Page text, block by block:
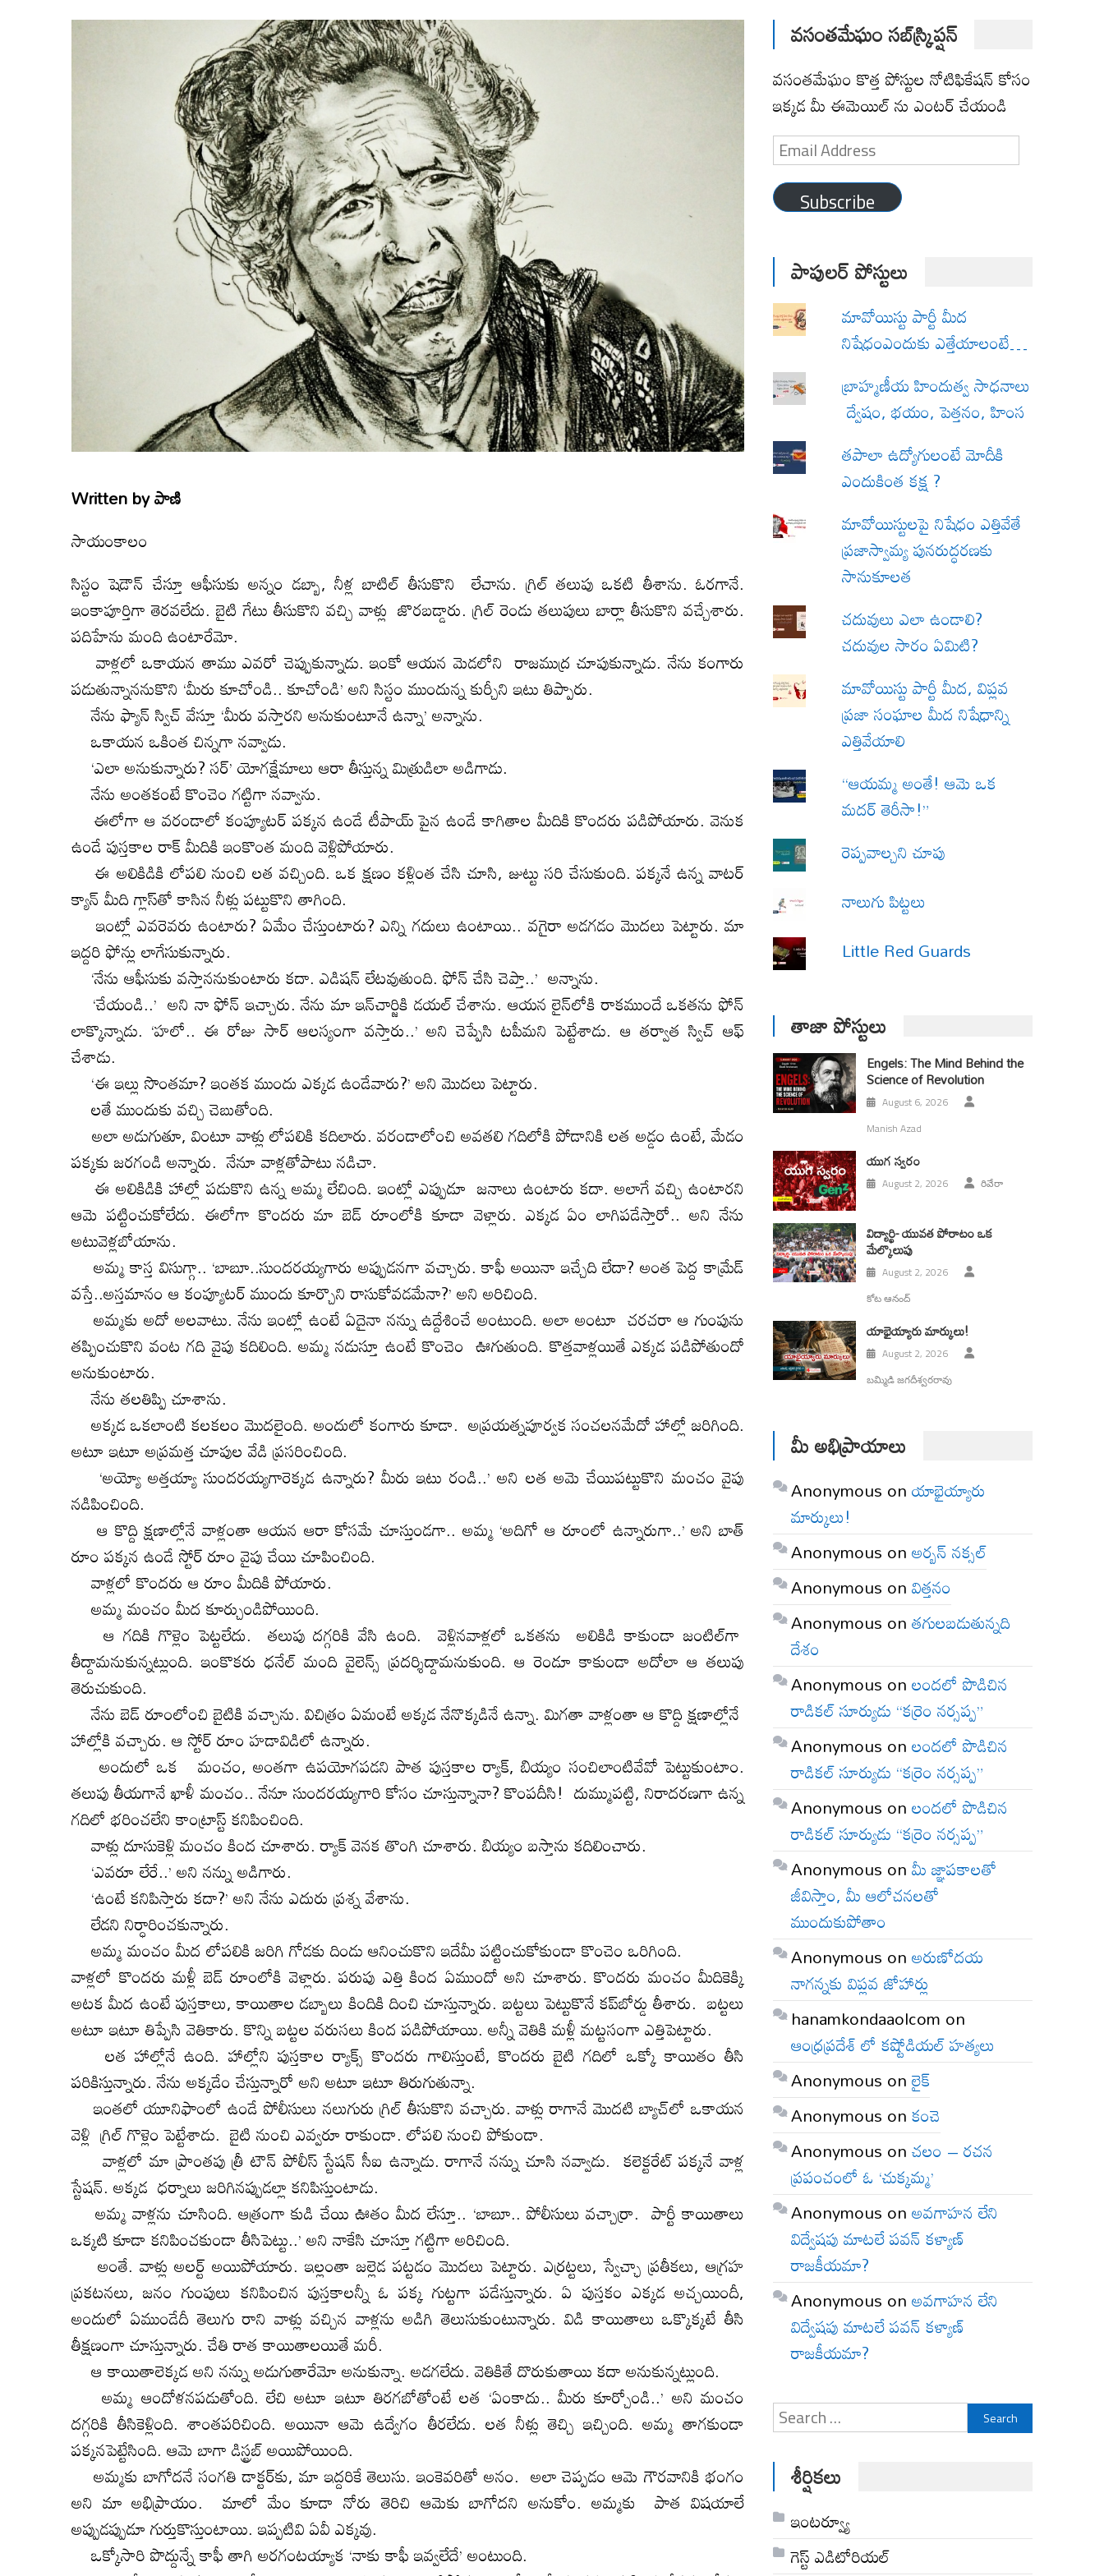
Written byపాణి
సాయంకాలం
సిస్టం షెడౌన్‌ చేస్తూ ఆఫీసుకు అన్నం డబ్బా, నీళ్ల బాటిల్‌ తీసుకొని లేచాను. గ్రిల్‌ తలుపు ఒకటి తీశాను. ఓరగానే.
ఇంకాపూర్తిగా తెరవలేదు. బైటి గేటు తీసుకొని వచ్చి వాళ్లు జొరబడ్డారు. గ్రిల్‌ రెండు తలుపులు బార్లా తీసుకొని వచ్చేశారు.
పదిహేను మంది ఉంటారేమో.
వాళ్లలో ఒకాయన తాము ఎవరో చెప్పుకున్నాడు. ఇంకో ఆయన మెడలోని రాజముద్ర చూపుకున్నాడు. నేను కంగారు
పడుతున్నాననుకొని ‘మీరు కూచోండి.. కూచోండి’ అని సిస్టం ముందున్న కుర్చీని ఇటు తిప్పారు.
నేను ఫ్యాన్‌ స్విచ్‌ వేస్తూ ‘మీరు వస్తారని అనుకుంటూనే ఉన్నా’ అన్నాను.
ఒకాయన ఒకింత చిన్నగా నవ్వాడు.
‘ఎలా అనుకున్నారు? సర్‌’ యోగక్షేమాలు ఆరా తీస్తున్న మిత్రుడిలా అడిగాడు.
నేను అంతకంటే కొంచెం గట్టిగా నవ్వాను.
ఈలోగా ఆ వరండాలో కంప్యూటర్‌ పక్కన ఉండే టీపాయ్‌ పైన ఉండే కాగితాల మీదికి కొందరు పడిపోయారు. వెనుక
ఉండే పుస్తకాల రాక్‌ మీదికి ఇంకొంత మంది వెళ్లిపోయారు.
ఈ అలికిడికి లోపలి నుంచి లత వచ్చింది. ఒక క్షణం కళ్లింత చేసి చూసి, జుట్టు సరి చేసుకుంది. పక్కనే ఉన్న వాటర్‌
క్యాన్‌ మీది గ్లాస్‌తో కాసిన నీళ్లు పట్టుకొని తాగింది.
ఇంట్లో ఎవరెవరు ఉంటారు? ఏమేం చేస్తుంటారు? ఎన్ని గదులు ఉంటాయి.. వగైరా అడగడం మొదలు పెట్టారు. మా
ఇద్దరి ఫోన్లు లాగేసుకున్నారు.
‘నేను ఆఫీసుకు వస్తాననుకుంటారు కదా. ఎడిషన్‌ లేటవుతుంది. ఫోన్‌ చేసి చెప్తా..’ అన్నాను.
‘చేయండి..’ అని నా ఫోన్‌ ఇచ్చారు. నేను మా ఇన్‌చార్జికి డయల్‌ చేశాను. ఆయన లైన్‌లోకి రాకముందే ఒకతను ఫోన్‌
లాక్కొన్నాడు. ‘హలో.. ఈ రోజు సార్‌ ఆలస్యంగా వస్తారు..’ అని చెప్పేసి టపీమని పెట్టేశాడు. ఆ తర్వాత స్విచ్‌ ఆఫ్‌
చేశాడు.
‘ఈ ఇల్లు సొంతమా? ఇంతక ముందు ఎక్కడ ఉండేవారు?’ అని మొదలు పెట్టారు.
లతే ముందుకు వచ్చి చెబుతోంది.
అలా అడుగుతూ, వింటూ వాళ్లు లోపలికి కదిలారు. వరండాలోంచి అవతలి గదిలోకి పోడానికి లత అడ్డం ఉంటే, మేడం
పక్కకు జరగండి అన్నారు. నేనూ వాళ్లతోపాటు నడిచా.
ఈ అలికిడికి హాల్లో పడుకొని ఉన్న అమ్మ లేచింది. ఇంట్లో ఎప్పుడూ జనాలు ఉంటారు కదా. అలాగే వచ్చి ఉంటారని
ఆమె పట్టించుకోలేదు. ఈలోగా కొందరు మా బెడ్‌ రూంలోకి కూడా వెళ్లారు. ఎక్కడ ఏం లాగిపడేస్తారో.. అని నేను
అటువెళ్లబోయాను.
అమ్మ కాస్త విసుగ్గా.. ‘బాబూ..సుందరయ్యగారు అప్పుడనగా వచ్చారు. కాఫీ అయినా ఇచ్చేది లేదా? అంత పెద్ద కామ్రేడ్‌
వస్తే..అస్తమానం ఆ కంప్యూటర్‌ ముందు కూర్చొని రాసుకోవడమేనా?’ అని అరిచింది.
అమ్మకు అదో అలవాటు. నేను ఇంట్లో ఉంటే ఏదైనా నన్ను ఉద్దేశించే అంటుంది. అలా అంటూ చరచరా ఆ గుంపును
తప్పించుకొని వంట గది వైపు కదిలింది. అమ్మ నడుస్తూ ఉంటే కొంచెం ఊగుతుంది. కొత్తవాళ్లయితే ఎక్కడ పడిపోతుందో
అనుకుంటారు.
నేను తలతిప్పి చూశాను.
అక్కడ ఒకలాంటి కలకలం మొదలైంది. అందులో కంగారు కూడా. అప్రయత్నపూర్వక సంచలనమేదో హాల్లో జరిగింది.
అటూ ఇటూ అప్రమత్త చూపుల వేడి ప్రసరించింది.
‘అయ్యో అత్తయ్యా సుందరయ్యగారెక్కడ ఉన్నారు? మీరు ఇటు రండి..’ అని లత అమె చేయిపట్టుకొని మంచం వైపు
నడిపించింది.
ఆ కొద్ది క్షణాల్లోనే వాళ్లంతా ఆయన ఆరా కోసమే చూస్తుండగా.. అమ్మ ‘అదిగో ఆ రూంలో ఉన్నారుగా..’ అని బాత్‌
రూం పక్కన ఉండే స్టోర్‌ రూం వైపు చేయి చూపించింది.
వాళ్లలో కొందరు ఆ రూం మీదికి పోయారు.
అమ్మ మంచం మీద కూర్చుండిపోయింది.
ఆ గదికి గొళ్లెం పెట్టలేదు. తలుపు దగ్గరికి వేసి ఉంది. వెళ్లినవాళ్లలో ఒకతను అలికిడి కాకుండా జంటిల్‌గా
తీద్దామనుకున్నట్లుంది. ఇంకొకరు ధనేల్‌ మంది వైలెన్స్‌ ప్రదర్శిద్దామనుకుంది. ఆ రెండూ కాకుండా అదోలా ఆ తలుపు
తెరుచుకుంది.
నేను బెడ్‌ రూంలోంచి బైటికి వచ్చాను. విచిత్రం ఏమంటే అక్కడ నేనొక్కడినే ఉన్నా. మిగతా వాళ్లంతా ఆ కొద్ది క్షణాల్లోనే
హాల్లోకి వచ్చారు. ఆ స్టోర్‌ రూం హడావిడిలో ఉన్నారు.
అందులో ఒక మంచం, అంతగా ఉపయోగపడని పాత పుస్తకాల ర్యాక్‌, బియ్యం సంచిలాంటివేవో పెట్టుకుంటాం.
తలుపు తీయగానే ఖాళీ మంచం.. నేనూ సుందరయ్యగారి కోసం చూస్తున్నానా? కొంపదీసి! దుమ్ముపట్టి, నిరాదరణగా ఉన్న
గదిలో భరించలేని కాంట్రాస్ట్‌ కనిపించింది.
వాళ్లు దూసుకెళ్లి మంచం కింద చూశారు. ర్యాక్‌ వెనక తొంగి చూశారు. బియ్యం బస్తాను కదిలించారు.
‘ఎవరూ లేరే..’ అని నన్ను అడిగారు.
‘ఉంటే కనిపిస్తారు కదా?’ అని నేను ఎదురు ప్రశ్న వేశాను.
లేడని నిర్ధారించకున్నారు.
అమ్మ మంచం మీద లోపలికి జరిగి గోడకు దిండు ఆనించుకొని ఇదేమీ పట్టించుకోకుండా కొంచెం ఒరిగింది.
వాళ్లలో కొందరు మళ్లీ బెడ్‌ రూంలోకి వెళ్లారు. పరుపు ఎత్తి కింద ఏముందో అని చూశారు. కొందరు మంచం మీదికెక్కి
అటక మీద ఉంటే పుస్తకాలు, కాయితాల డబ్బాలు కిందికి దించి చూస్తున్నారు. బట్టలు పెట్టుకొనే కప్‌బోర్డు తీశారు. బట్టలు
అటూ ఇటూ తిప్పేసి వెతికారు. కొన్ని బట్టల వరుసలు కింద పడిపోయాయి. అన్నీ వెతికి మళ్లీ మట్టసంగా ఎత్తిపెట్టారు.
లత హాల్లోనే ఉంది. హాల్లోని పుస్తకాల ర్యాక్స్‌ కొందరు గాలిస్తుంటే, కొందరు బైటి గదిలో ఒక్కో కాయితం తీసి
పరికిస్తున్నారు. నేను అక్కడేం చేస్తున్నారో అని అటూ ఇటూ తిరుగుతున్నా.
ఇంతలో యూనిఫాంలో ఉండే పోలీసులు నలుగురు గ్రిల్‌ తీసుకొని వచ్చారు. వాళ్లు రాగానే మొదటి బ్యాచ్‌లో ఒకాయన
వెళ్లి గ్రిల్‌ గొళ్లెం పెట్టేశాడు. బైటి నుంచి ఎవ్వరూ రాకుండా. లోపలి నుంచి పోకుండా.
వాళ్లలో మా ప్రాంతపు త్రీ టౌన్‌ పోలీస్‌ స్టేషన్‌ సీఐ ఉన్నాడు. రాగానే నన్ను చూసి నవ్వాడు. కలెక్టరేట్‌ పక్కనే వాళ్ల
స్టేషన్‌. అక్కడ ధర్నాలు జరిగినప్పుడల్లా కనిపిస్తుంటాడు.
అమ్మ వాళ్లను చూసింది. ఆత్రంగా కుడి చేయి ఊతం మీద లేస్తూ.. ‘బాబూ.. పోలీసులు వచ్చార్రా. పార్టీ కాయితాలు
ఒక్కటి కూడా కనిపించకుండా తీసిపెట్టు..’ అని నాకేసి చూస్తూ గట్టిగా అరిచింది.
అంతే. వాళ్లు అలర్ట్‌ అయిపోయారు. ఇల్లంతా జల్లెడ పట్టడం మొదలు పెట్టారు. ఎర్రట్టలు, స్వేచ్ఛా ప్రతీకలు, ఆగ్రహ
ప్రకటనలు, జనం గుంపులు కనిపించిన పుస్తకాలన్నీ ఓ పక్క గుట్టగా పడేస్తున్నారు. ఏ పుస్తకం ఎక్కడ అచ్చయిందీ,
అందులో ఏముండేదీ తెలుగు రాని వాళ్లు వచ్చిన వాళ్లను అడిగి తెలుసుకుంటున్నారు. విడి కాయితాలు ఒక్కొక్కటే తీసి
తీక్షణంగా చూస్తున్నారు. చేతి రాత కాయితాలయితే మరీ.
ఆ కాయితాలెక్కడ అని నన్ను అడుగుతారేమో అనుకున్నా. అడగలేదు. వెతికితే దొరుకుతాయి కదా అనుకున్నట్లుంది.
అమ్మ ఆందోళనపడుతోంది. లేచి అటూ ఇటూ తిరగబోతోంటే లత ‘ఏంకాదు.. మీరు కూర్చోండి..’ అని మంచం
దగ్గరికి తీసికెళ్లింది. శాంతపరిచింది. అయినా ఆమె ఉద్వేగం తీరలేదు. లత నీళ్లు తెచ్చి ఇచ్చింది. అమ్మ తాగకుండా
పక్కనపెట్టేసింది. ఆమె బాగా డిస్ట్రబ్‌ అయిపోయింది.
అమ్మకు బాగోదనే సంగతి డాక్టర్‌కు, మా ఇద్దరికే తెలుసు. ఇంకెవరితో అనం. అలా చెప్పడం ఆమె గౌరవానికి భంగం
అని మా అభిప్రాయం. మాలో మేం కూడా నోరు తెరిచి ఆమెకు బాగోదని అనుకోం. అమ్మకు పాత విషయాలే
అప్పుడప్పుడూ గుర్తుకొస్తుంటాయి. ఇప్పటివి ఏవీ ఎక్కవు.
ఒక్కోసారి పొద్దున్నే కాఫీ తాగి అరగంటయ్యాక ‘నాకు కాఫీ ఇవ్వలేదే’ అంటుంది.
వసంతమేఘం సబ్‌స్క్రిప్షన్
వసంతమేఘం కొత్త పోస్టుల నోటిఫికేషన్ కోసం
ఇక్కడ మీ ఈమెయిల్ ను ఎంటర్ చేయండి
Email
Address
Subscribe
పాపులర్ పోస్టులు
మావోయిస్టు పార్టీ మీద
నిషేధంఎందుకు ఎత్తేయాలంటే…
బ్రాహ్మణీయ హిందుత్వ సాధనాలు
ద్వేషం, భయం, పెత్తనం, హింస
త‌పాలా ఉద్యోగులంటే మోదీకి
ఎందుకింత కక్ష ?
మావోయిస్టులపై నిషేధం ఎత్తివేతే
ప్రజాస్వామ్య పునరుద్ధరణకు
సానుకూలత
చదువులు ఎలా ఉండాలి?
చదువుల సారం ఏమిటి?
మావోయిస్టు పార్టీ మీద, విప్లవ
ప్రజా సంఘాల మీద నిషేధాన్ని
ఎత్తివేయాలి
“ఆయమ్మ అంతే! ఆమె ఒక
మదర్ తెరీసా!”
రెప్పవాల్చని చూపు
నాలుగు పిట్టలు
Little Red Guards
తాజా పోస్టులు
Engels: The Mind Behind the
Science of Revolution
August 6, 2026
Manish Azad
యుగ స్వ‌రం
August 2, 2026 రివేరా
విద్యార్థి- యువత పోరాటం ఒక
మేల్కొలుపు
August 2, 2026
కోట ఆనంద్
యాభైయ్యారు మార్కులు!
August 2, 2026
బమ్మిడి జగదీశ్వరరావు
మీ అభిప్రాయాలు
Anonymous onయాభైయ్యారు
మార్కులు!
Anonymous onఅర్బన్ నక్సల్
Anonymous onవిత్తనం
Anonymous onతగులబడుతున్నది
దేశం
Anonymous onలందలో పొడిచిన
రాడికల్ సూర్యుడు “కర్రెం నర్సప్ప”
Anonymous onలందలో పొడిచిన
రాడికల్ సూర్యుడు “కర్రెం నర్సప్ప”
Anonymous onలందలో పొడిచిన
రాడికల్ సూర్యుడు “కర్రెం నర్సప్ప”
Anonymous onమీ జ్ఞాపకాలతో
జీవిస్తాం, మీ ఆలోచనలతో
ముందుకుపోతాం
Anonymous onఅరుణోదయ
నాగన్నకు విప్లవ జోహార్లు
hanamkondaaolcom on
ఆంధ్రప్రదేశ్ లో కష్టోడియల్ హత్యలు
Anonymous onలైక్
Anonymous onకంచె
Anonymous onచలం – రచన
ప్రపంచంలో ఓ ‘చుక్కమ్మ’
Anonymous onఅవగాహన లేని
విద్వేషపు మాటలే పవన్ కళ్యాణ్
రాజకీయమా?
Anonymous onఅవగాహన లేని
విద్వేషపు మాటలే పవన్ కళ్యాణ్
రాజకీయమా?
Search
for:
శీర్షికలు
ఇంటర్వ్యూ
గెస్ట్ ఎడిటోరియల్